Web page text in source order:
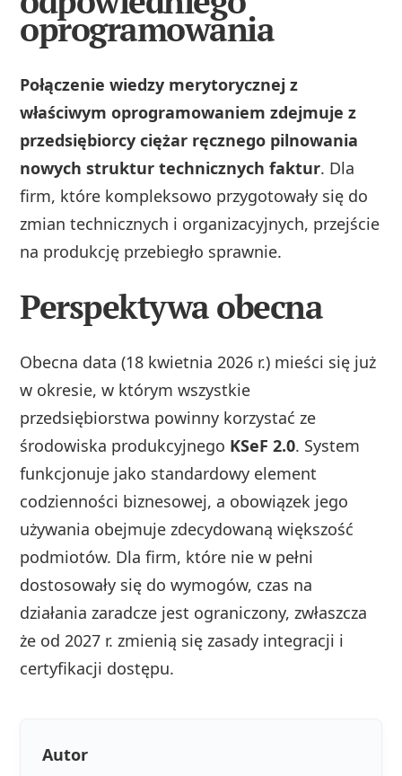
oprogramowania
Połączenie wiedzy merytorycznej z
właściwym oprogramowaniem zdejmuje z
przedsiębiorcy ciężar ręcznego pilnowania
nowych struktur technicznych faktur. Dla
firm, które kompleksowo przygotowały się do
zmian technicznych i organizacyjnych, przejście
na produkcję przebiegło sprawnie.
Perspektywa obecna
Obecna data (18 kwietnia 2026 r.) mieści się już
w okresie, w którym wszystkie
przedsiębiorstwa powinny korzystać ze
środowiska produkcyjnego KSeF 2.0. System
funkcjonuje jako standardowy element
codzienności biznesowej, a obowiązek jego
używania obejmuje zdecydowaną większość
podmiotów. Dla firm, które nie w pełni
dostosowały się do wymogów, czas na
działania zaradcze jest ograniczony, zwłaszcza
że od 2027 r. zmienią się zasady integracji i
certyfikacji dostępu.
Autor